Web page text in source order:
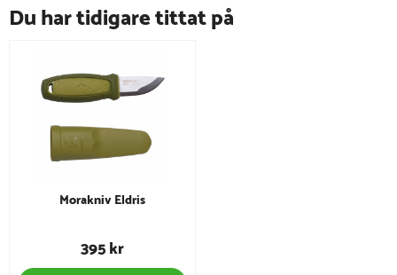
Du har tidigare tittat på
Morakniv Eldris
395 kr